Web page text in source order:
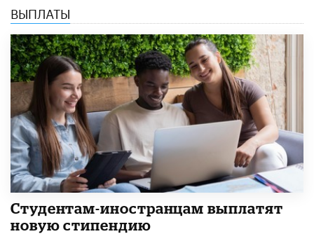
ВЫПЛАТЫ
Студентам-иностранцам выплатят
новую стипендию